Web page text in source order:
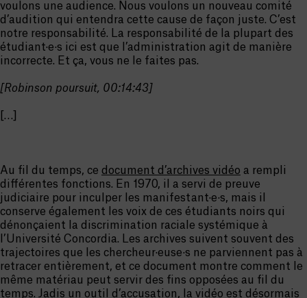
voulons une audience. Nous voulons un nouveau comité
d’audition qui entendra cette cause de façon juste. C’est
notre responsabilité. La responsabilité de la plupart des
étudiant·e·s ici est que l’administration agit de manière
incorrecte. Et ça, vous ne le faites pas.
[Robinson poursuit, 00:14:43]
[…]
Au fil du temps, ce document d’archives vidéo a rempli
différentes fonctions. En 1970, il a servi de preuve
judiciaire pour inculper les manifestant·e·s, mais il
conserve également les voix de ces étudiants noirs qui
dénonçaient la discrimination raciale systémique à
l’Université Concordia. Les archives suivent souvent des
trajectoires que les chercheur·euse·s ne parviennent pas à
retracer entièrement, et ce document montre comment le
même matériau peut servir des fins opposées au fil du
temps. Jadis un outil d’accusation, la vidéo est désormais